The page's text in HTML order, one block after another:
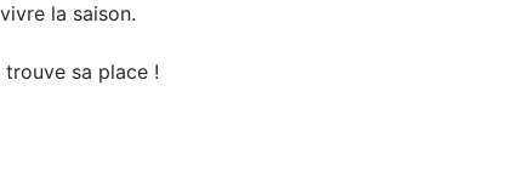
la saison.
sa place !